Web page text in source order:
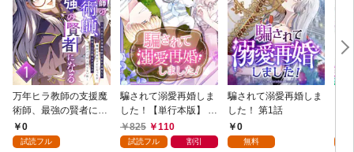
万年ヒラ教師の支援魔
術師、最強の賢者にな
る～不人気の支援魔術
師は給料泥棒だと魔術
0
試読フル
騙されて溺愛再婚しま
した！【単行本版】 1
巻825 110
試読フル 割引
騙されて溺愛再婚しま
した！ 第1話
0
無料